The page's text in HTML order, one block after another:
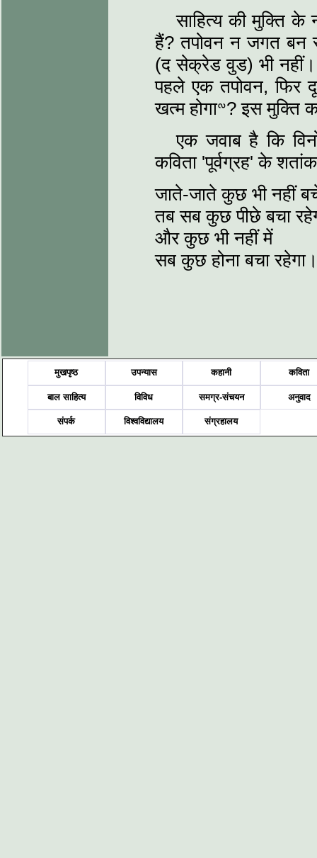
साहित्‍य की मुक्ति के
हैं? तपोवन न जगत बन
(द सेक्रेड वुड) भी नहीं।
पहले एक तपोवन, फिर
खत्‍म होगाᣛ? इस मुक्ति
एक जवाब है कि
कविता 'पूर्वग्रह' के
जाते-जाते कुछ भी नहीं
तब सब कुछ पीछे बचा
और कुछ भी नहीं में
सब कुछ होना बचा
मुखपृष्ठ उपन्यास कहानी कविता
बाल साहित्य विविध समग्र-संचयन अनुवाद
संपर्क विश्वविद्यालय संग्रहालय